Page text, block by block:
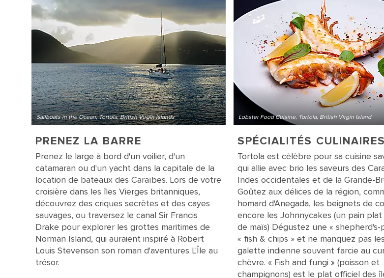
Sailboats in the Ocean, Tortola, British Virgin Islands
PRENEZ LA BARRE
Prenez le large à bord d'un voilier, d'un
catamaran ou d'un yacht dans la capitale de la
location de bateaux des Caraïbes. Lors de votre
croisière dans les îles Vierges britanniques,
découvrez des criques secrètes et des cayes
sauvages, ou traversez le canal Sir Francis
Drake pour explorer les grottes maritimes de
Norman Island, qui auraient inspiré à Robert
Louis Stevenson son roman d'aventures L'Île au
trésor.
Lobster Food Cuisine, Tortola, British Virgin Island
SPÉCIALITÉS CULINAIRES
Tortola est célèbre pour sa cuisine
qui allie avec brio les saveurs des
Indes occidentales et de la Grande-
Goûtez aux délices de la région,
homard d'Anegada, les beignets de
encore les Johnnycakes (un pain plat
de maïs) Dégustez une « shepherd's-
« fish & chips » et ne manquez pas
galette indienne souvent farcie au
chèvre. « Fish and fungi » (poisson et
champignons) est le plat officiel des